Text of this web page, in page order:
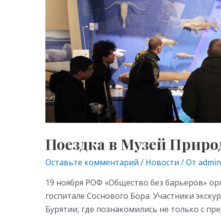
ki
Поездка в Музей
Оставьте комментарий / Новости / От admin
19 ноября РОФ «Общество без барьеров»
госпитале Соснового Бора. Участники
Бурятии, где познакомились не только с